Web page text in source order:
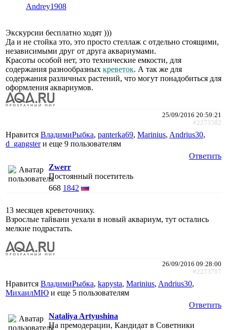
Andrey1908
Экскурсии бесплатно ходят )))
Да и не стойка это, это просто стеллаж с отдельно стоящими,
независимыми друг от друга аквариумами.
Красоты особой нет, это технические емкости, для
содержания разнообразных креветок. А так же для
содержания различных растений, что могут понадобиться для
оформления аквариумов.
25/09/2016 20:59:21
#2273582
Нравится ВладимиРыбка, panterka69, Marinius, Andrius30,
d_gangsterи еще 9 пользователям
Ответить
Zwerr
Постоянный посетитель
668 1842
13 месяцев креветочнику.
Взрослые тайвани уехали в новый аквариум, тут остались
мелкие подрастать.
26/09/2016 09:28:00
#2273717
Нравится ВладимиРыбка, kapysta, Marinius, Andrius30,
МихаилМЮ и еще 5 пользователям
Ответить
Nataliya Artyushina
На премодерации, Кандидат в Советники